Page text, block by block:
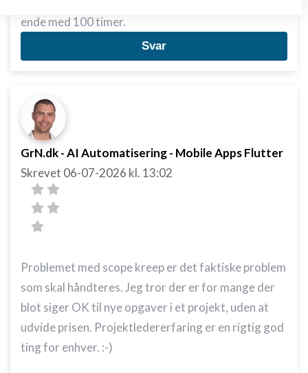
ende med 100 timer.
Svar
GrN.dk - AI Automatisering - Mobile Apps Flutter
Skrevet 06-07-2026 kl. 13:02
Problemet med scope kreep er det faktiske problem
som skal håndteres. Jeg tror der er for mange der
blot siger OK til nye opgaver i et projekt, uden at
udvide prisen. Projektledererfaring er en rigtig god
ting for enhver. :-)
Opbevare og/eller tilgå oplysninger på en
enhed
Bruge profiler til at vælge tilpasset
annoncering
Bruge profiler til at vælge tilpasset indhold
Måle annonceringseffektivitet
Forstå målgrupper gennem statistikker eller
kombinationer af oplysninger fra forskellige
kilder
Udvikle og forbedre tjenester
Bruge begrænsede oplysninger til at vælge